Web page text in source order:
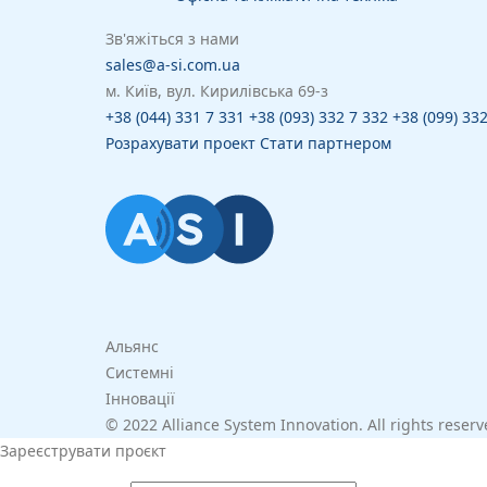
Зв'яжіться з нами
sales@a-si.com.ua
м. Київ, вул. Кирилівська 69-з
+38 (044) 331 7 331 +38 (093) 332 7 332 +38 (099)
Розрахувати проект Стати партнером
Альянс
Системні
Інновації
© 2022 Alliance System Innovation. All rights
Зареєструвати проєкт